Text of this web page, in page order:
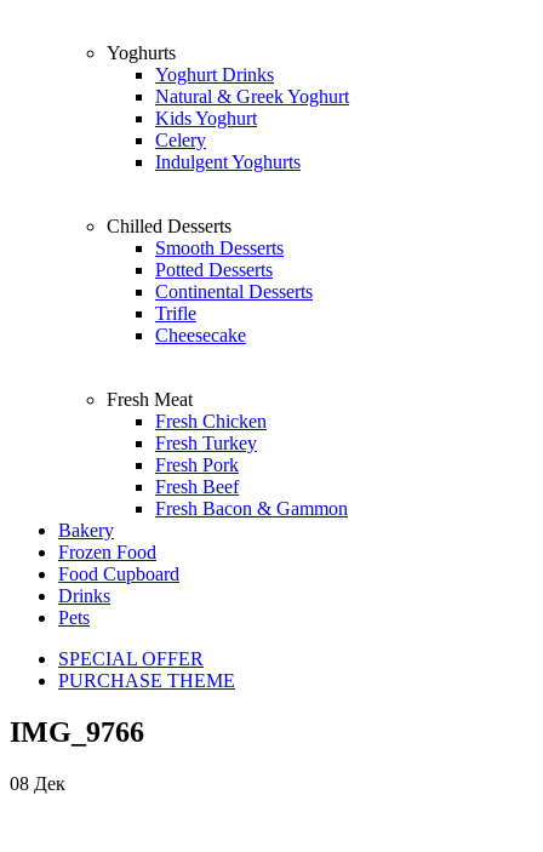
Yoghurts
Yoghurt Drinks
Natural & Greek Yoghurt
Kids Yoghurt
Celery
Indulgent Yoghurts
Chilled Desserts
Smooth Desserts
Potted Desserts
Continental Desserts
Trifle
Cheesecake
Fresh Meat
Fresh Chicken
Fresh Turkey
Fresh Pork
Fresh Beef
Fresh Bacon & Gammon
Bakery
Frozen Food
Food Cupboard
Drinks
Pets
SPECIAL OFFER
PURCHASE THEME
IMG_9766
08 Дек